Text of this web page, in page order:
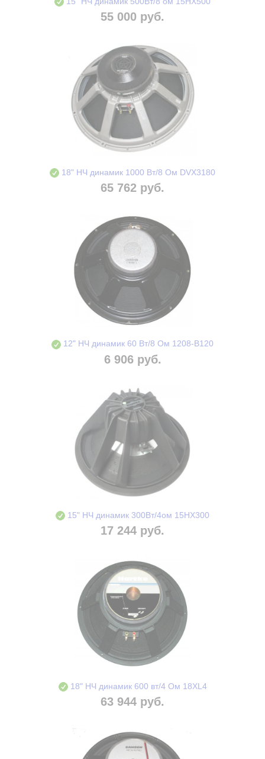
55 000 руб.
18" НЧ динамик 1000 Вт/8 Ом DVX3180
65 762 руб.
12" НЧ динамик 60 Вт/8 Ом 1208-B120
6 906 руб.
15" НЧ динамик 300Вт/4ом 15HX300
17 244 руб.
18" НЧ динамик 600 вт/4 Ом 18XL4
63 944 руб.